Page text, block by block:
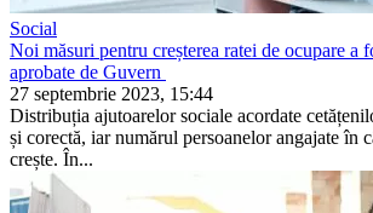
Social
Noi măsuri pentru creșterea ratei de ocupare a
aprobate de Guvern
27 septembrie 2023, 15:44
Distribuția ajutoarelor sociale acordate
și corectă, iar numă­rul persoanelor angajate în
crește. În...